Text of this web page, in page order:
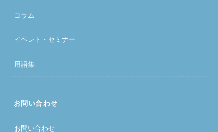
コラム
イベント・セミナー
用語集
お問い合わせ
お問い合わせ